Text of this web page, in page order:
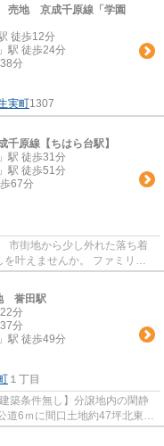
売地 京成千原線「学園
徒歩12分
」駅 徒歩24分
分
実町1307
原線【ちはら台駅】
」駅 徒歩31分
」駅 徒歩51分
67分
市街地から少し外れた落ち着
叶えませんか。 ファミリー
お...
誉田駅
分
分
」駅 徒歩49分
１丁目
築条件無し】分譲地内の閑静
道6ｍに間口土地約47坪北東北